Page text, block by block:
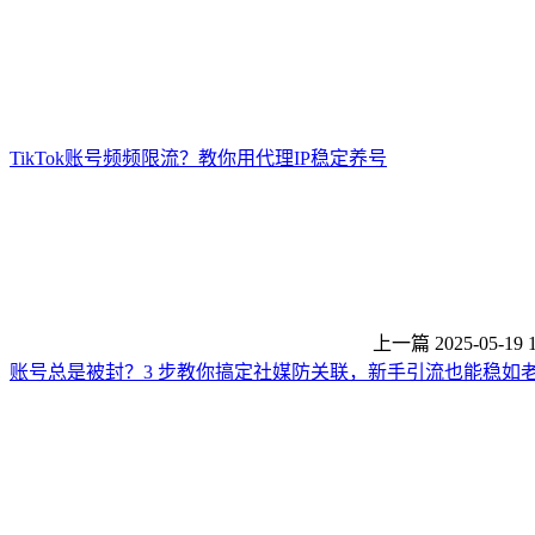
TikTok账号频频限流？教你用代理IP稳定养号
上一篇 2025-05-19
账号总是被封？3 步教你搞定社媒防关联，新手引流也能稳如老